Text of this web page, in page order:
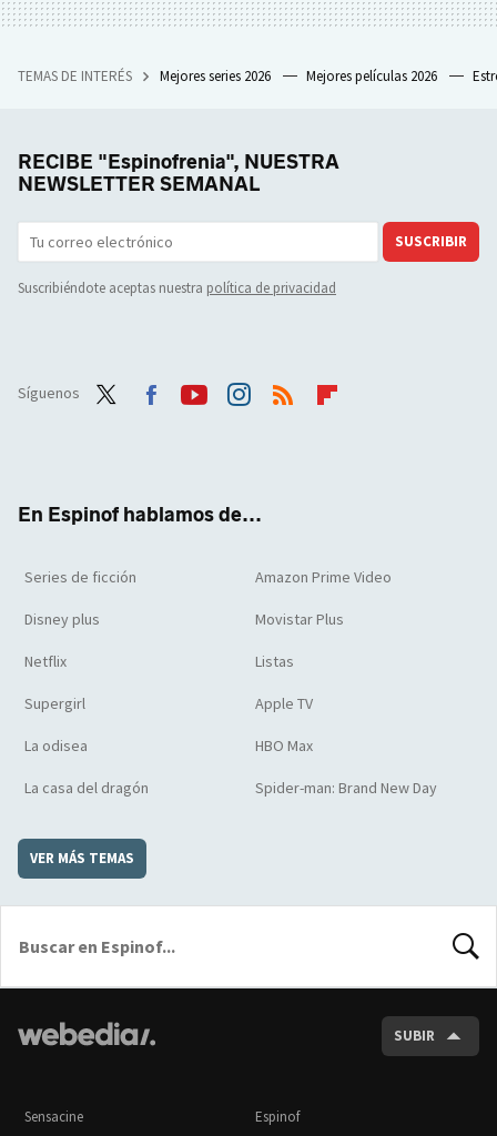
TEMAS DE INTERÉS Mejores series 2026 Mejores películas 2026
RECIBE "Espinofrenia", NUESTRA
NEWSLETTER SEMANAL
SUSCRIBIR
Suscribiéndote aceptas nuestra política de privacidad
Síguenos
En Espinof hablamos de...
Series de ficción Amazon Prime Video
Disney plus Movistar Plus
Netflix Listas
Supergirl Apple TV
La odisea HBO Max
La casa del dragón Spider-man: Brand New Day
VER MÁS TEMAS
SUBIR
Sensacine Espinof